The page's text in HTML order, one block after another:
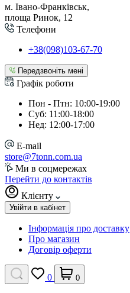
м. Івано-Франківськ,
площа Ринок, 12
Телефони
+38(098)103-67-70
Передзвоніть мені
Графік роботи
Пон - Птн: 10:00-19:00
Суб: 11:00-18:00
Нед: 12:00-17:00
E-mail
store@7tonn.com.ua
Ми в соцмережах
Перейти до контактів
Клієнту
Увійти в кабінет
Інформація про доставку
Про магазин
Договір оферти
0 0